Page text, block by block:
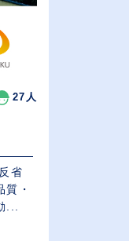
27人
省
質・
...